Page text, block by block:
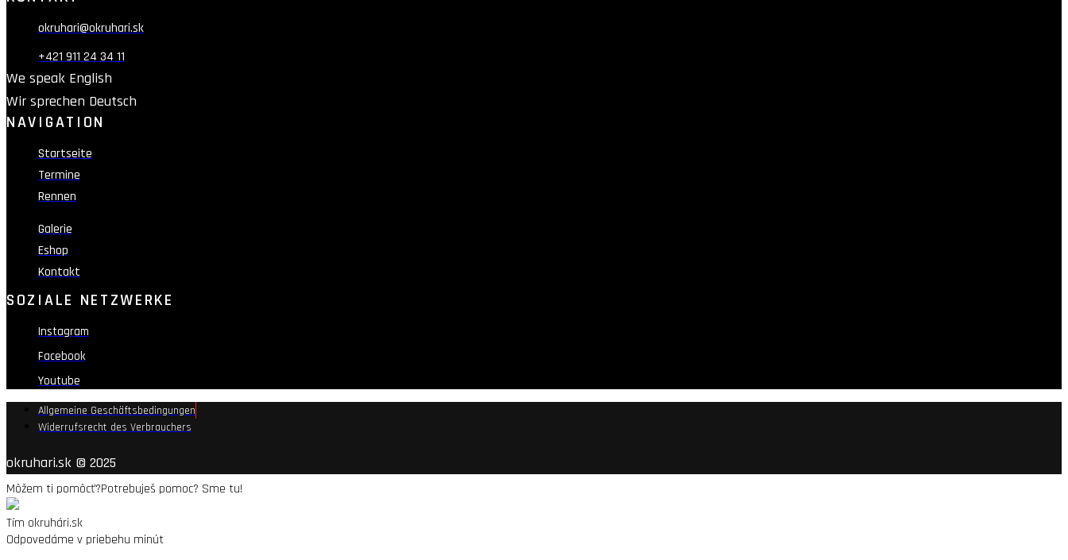
okruhari@okruhari.sk
+421 911 24 34 11
We speak English
Wir sprechen Deutsch
NAVIGATION
Startseite
Termine
Rennen
Galerie
Eshop
Kontakt
SOZIALE NETZWERKE
Instagram
Facebook
Youtube
Allgemeine Geschäftsbedingungen
Widerrufsrecht des Verbrauchers
okruhari.sk © 2025
Môžem ti pomôcť?Potrebuješ pomoc? Sme tu!
Tím okruhári.sk
Odpovedáme v priebehu minút